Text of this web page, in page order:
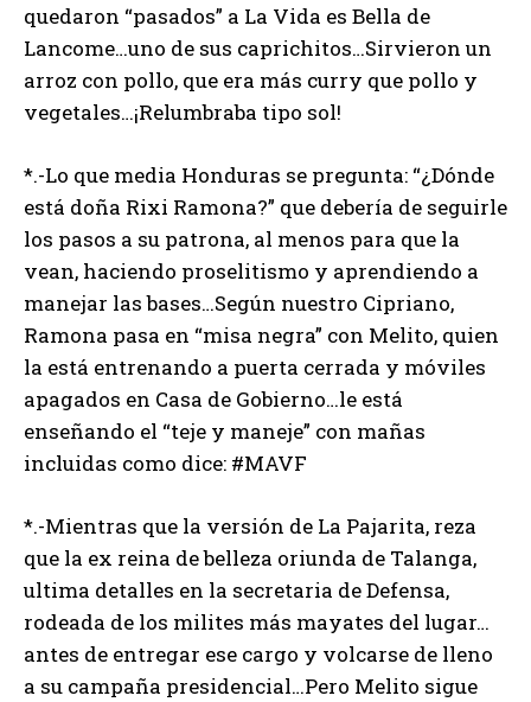
quedaron “pasados” a La Vida es Bella de
Lancome…uno de sus caprichitos…Sirvieron un
arroz con pollo, que era más curry que pollo y
vegetales…¡Relumbraba tipo sol!
*.-Lo que media Honduras se pregunta: “¿Dónde
está doña Rixi Ramona?” que debería de seguirle
los pasos a su patrona, al menos para que la
vean, haciendo proselitismo y aprendiendo a
manejar las bases…Según nuestro Cipriano,
Ramona pasa en “misa negra” con Melito, quien
la está entrenando a puerta cerrada y móviles
apagados en Casa de Gobierno…le está
enseñando el “teje y maneje” con mañas
incluidas como dice: #MAVF
*.-Mientras que la versión de La Pajarita, reza
que la ex reina de belleza oriunda de Talanga,
ultima detalles en la secretaria de Defensa,
rodeada de los milites más mayates del lugar…
antes de entregar ese cargo y volcarse de lleno
a su campaña presidencial…Pero Melito sigue